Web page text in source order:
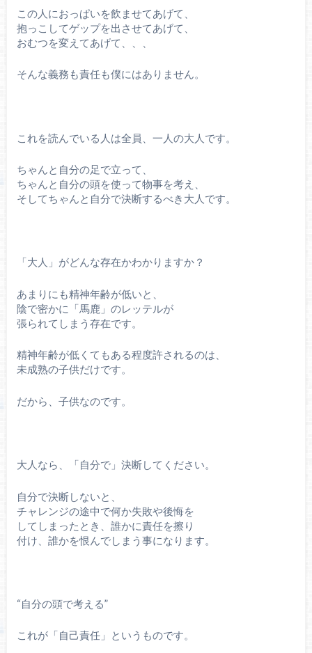
この人におっぱいを飲ませてあげて、
抱っこしてゲップを出させてあげて、
おむつを変えてあげて、、、
そんな義務も責任も僕にはありません。
これを読んでいる人は全員、一人の大人です。
ちゃんと自分の足で立って、
ちゃんと自分の頭を使って物事を考え、
そしてちゃんと自分で決断するべき大人です。
「大人」がどんな存在かわかりますか？
あまりにも精神年齢が低いと、
陰で密かに「馬鹿」のレッテルが
張られてしまう存在です。
精神年齢が低くてもある程度許されるのは、
未成熟の子供だけです。
だから、子供なのです。
大人なら、「自分で」決断してください。
自分で決断しないと、
チャレンジの途中で何か失敗や後悔を
してしまったとき、誰かに責任を擦り
付け、誰かを恨んでしまう事になります。
“自分の頭で考える”
これが「自己責任」というものです。